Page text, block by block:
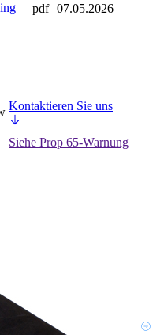
pdf 07.05.2026
Kontaktieren Sie uns
Siehe Prop 65-Warnung